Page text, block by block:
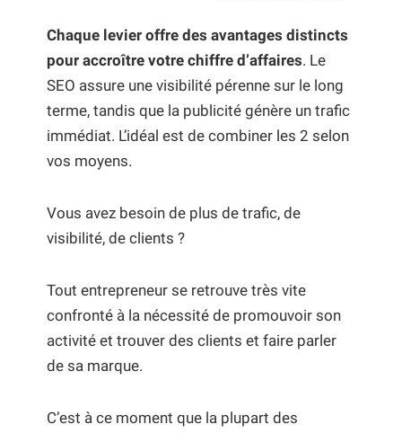
Chaque levier offre des avantages distincts
pour accroître votre chiffre d’affaires. Le
SEO assure une visibilité pérenne sur le long
terme, tandis que la publicité génère un trafic
immédiat. L’idéal est de combiner les 2 selon
vos moyens.
Vous avez besoin de plus de trafic, de
visibilité, de clients ?
Tout entrepreneur se retrouve très vite
confronté à la nécessité de promouvoir son
activité et trouver des clients et faire parler
de sa marque.
C’est à ce moment que la plupart des